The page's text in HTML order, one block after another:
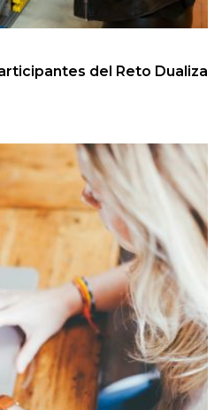
del Reto Dualiza